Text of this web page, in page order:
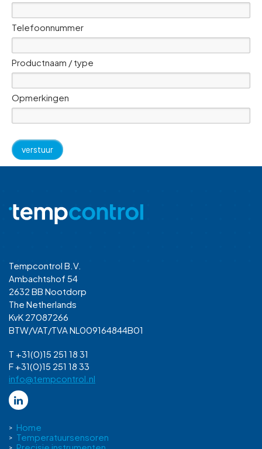
Telefoonnummer
Productnaam / type
Opmerkingen
Tempcontrol B.V.
Ambachtshof 54
2632 BB Nootdorp
The Netherlands
KvK 27087266
BTW/VAT/TVA NL009164844B01
T +31(0)15 251 18 31
F +31(0)15 251 18 33
info@tempcontrol.nl
Home
Temperatuursensoren
Precisie instrumenten